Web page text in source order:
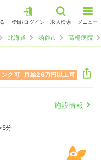
登録/ログイン 求人検索 メニュー
北海道 函館市 高橋病院
ンク可 月給26万円以上可
施設情報
5分